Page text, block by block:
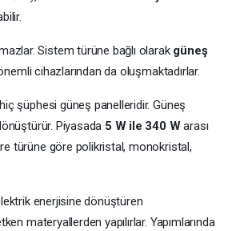
Sistem türüne bağlı olarak güneş
cihazlarından da oluşmaktadırlar.
şüphesi güneş panelleridir. Güneş
Piyasada 5 W ile 340 Warası
türüne göre polikristal, monokristal,
enerjisine dönüştüren
materyallerden yapılırlar. Yapımlarında